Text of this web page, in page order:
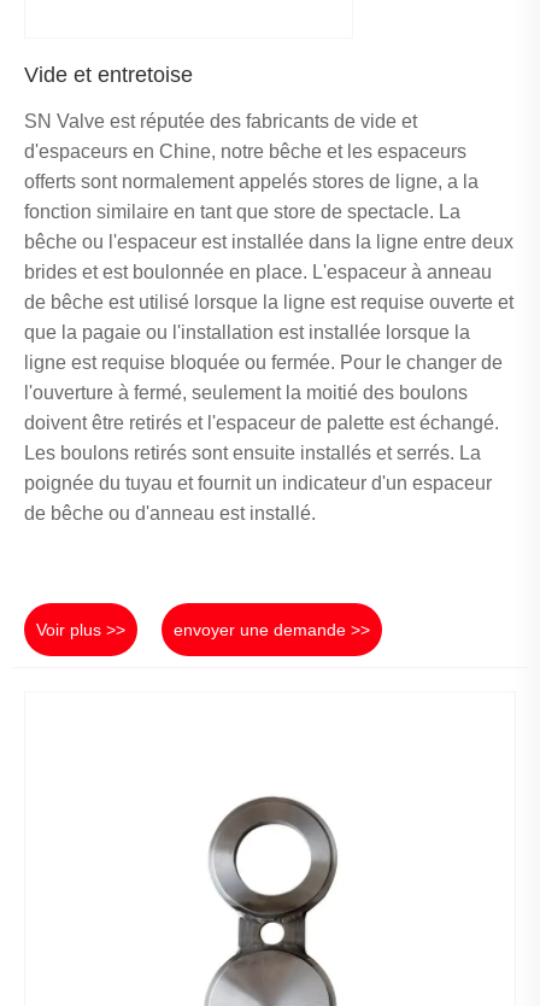
Vide et entretoise
SN Valve est réputée des fabricants de vide et
d'espaceurs en Chine, notre bêche et les espaceurs
offerts sont normalement appelés stores de ligne, a la
fonction similaire en tant que store de spectacle. La
bêche ou l'espaceur est installée dans la ligne entre deux
brides et est boulonnée en place. L'espaceur à anneau
de bêche est utilisé lorsque la ligne est requise ouverte et
que la pagaie ou l'installation est installée lorsque la
ligne est requise bloquée ou fermée. Pour le changer de
l'ouverture à fermé, seulement la moitié des boulons
doivent être retirés et l'espaceur de palette est échangé.
Les boulons retirés sont ensuite installés et serrés. La
poignée du tuyau et fournit un indicateur d'un espaceur
de bêche ou d'anneau est installé.
Voir plus >> envoyer une demande >>